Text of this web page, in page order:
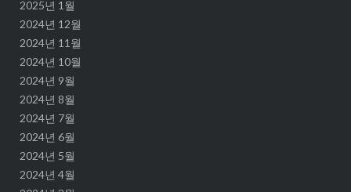
2025년 1월
2024년 12월
2024년 11월
2024년 10월
2024년 9월
2024년 8월
2024년 7월
2024년 6월
2024년 5월
2024년 4월